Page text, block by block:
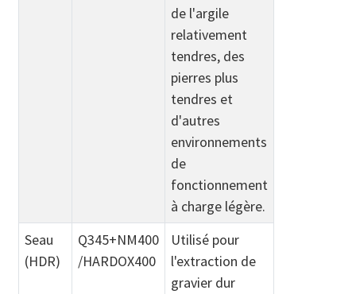
de l'argile
relativement
tendres, des
pierres plus
tendres et
d'autres
environnements
de
fonctionnement
à charge légère.
Seau
(HDR)
Q345+NM400
/HARDOX400
Utilisé pour
l'extraction de
gravier dur